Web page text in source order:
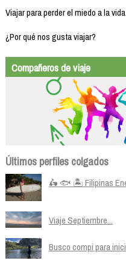
Viajar para perder el miedo a la vida
¿Por qué nos gusta viajar?
Compañeros de viaje
Últimos perfiles colgados
🛵 🐟 🏝️ Filipinas
Viaje Septiembre...
Busco compi para